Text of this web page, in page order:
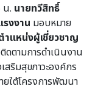
น. นายทวีสิทธิ์
งงาน มอบหมาย
ำแหน่งผู้เชี่ยวชาญ
ติดตามการดำเนินงาน
สริมสุขภาวะองค์กร
ยใต้โครงการพัฒนา